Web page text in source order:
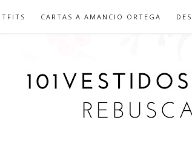
CARTAS A AMANCIO ORTEGA